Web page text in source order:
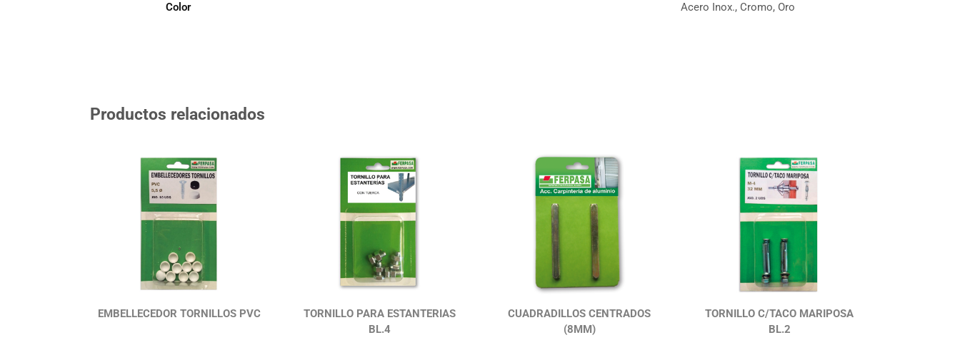
Color Acero Inox., Cromo, Oro
Productos relacionados
EMBELLECEDOR TORNILLOS PVC
TORNILLO PARA ESTANTERIAS
BL.4
CUADRADILLOS CENTRADOS
(8MM)
TORNILLO C/TACO MARIPOSA
BL.2